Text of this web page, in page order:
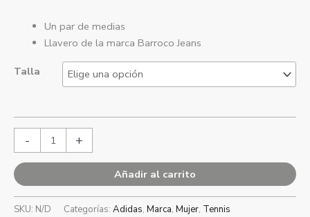
Un par de medias
Llavero de la marca Barroco Jeans
Talla
- +
Añadir al carrito
SKU: N/D Categorías: Adidas, Marca, Mujer, Tennis